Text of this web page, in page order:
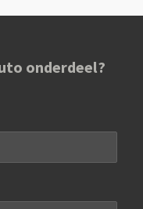
onderdeel?